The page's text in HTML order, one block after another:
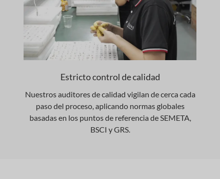
Estricto control de calidad
Nuestros auditores de calidad vigilan de cerca cada
paso del proceso, aplicando normas globales
basadas en los puntos de referencia de SEMETA,
BSCI y GRS.